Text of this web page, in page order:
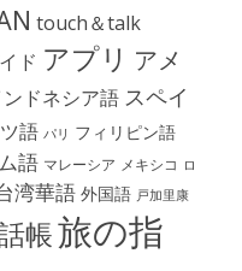
touch＆talk
ド アプリ アメ
ンドネシア語 スペイ
語 パリ フィリピン語
語 マレーシア メキシコ ロ
湾華語 外国語 戸加里康
帳旅の指